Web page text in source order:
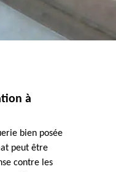
à
bien posée
peut être
contre les